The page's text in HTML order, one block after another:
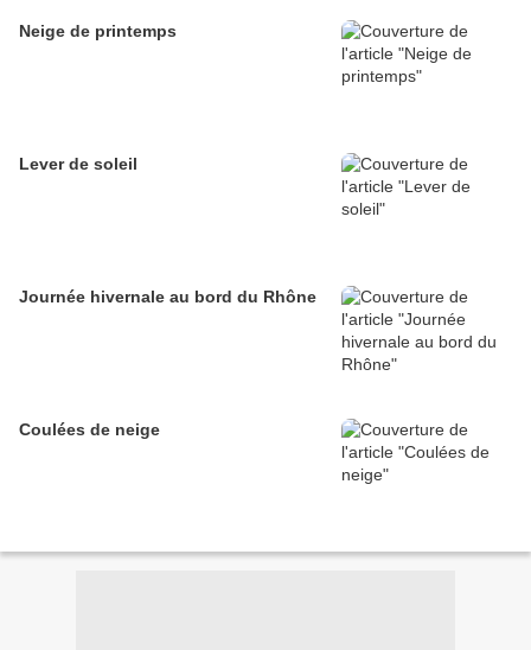
Neige de printemps
Lever de soleil
Journée hivernale au bord du Rhône
Coulées de neige